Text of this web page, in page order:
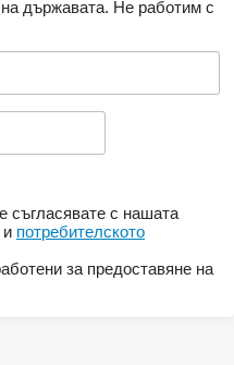
държавата. Не работим с
съгласявате с нашата
и потребителското
за предоставяне на